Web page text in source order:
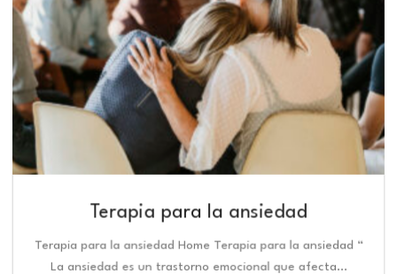
Terapia para la ansiedad
Terapia para la ansiedad Home Terapia para la ansiedad “
La ansiedad es un trastorno emocional que afecta…